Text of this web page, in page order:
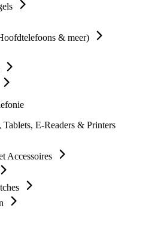
& meer)
E-Readers & Printers
Accessoires